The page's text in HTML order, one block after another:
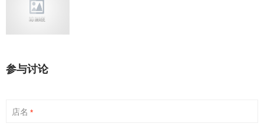
参与讨论
店名 *